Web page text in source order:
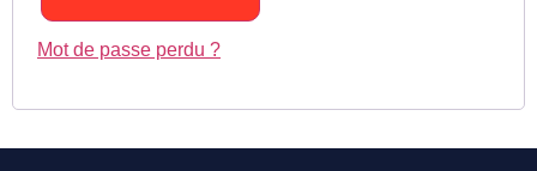
Mot de passe perdu ?